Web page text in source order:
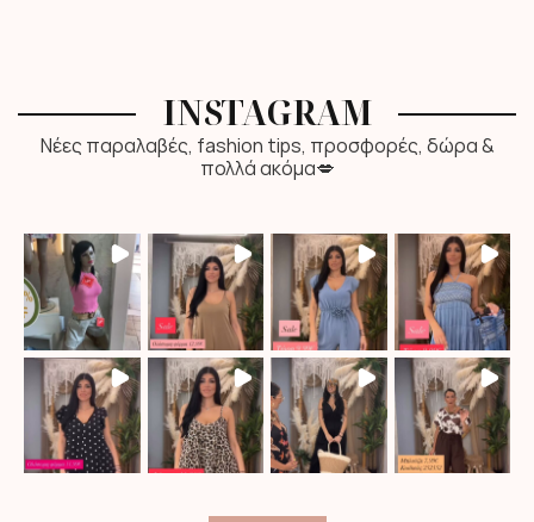
INSTAGRAM
Νέες παραλαβές, fashion tips, προσφορές, δώρα &
πολλά ακόμα💋